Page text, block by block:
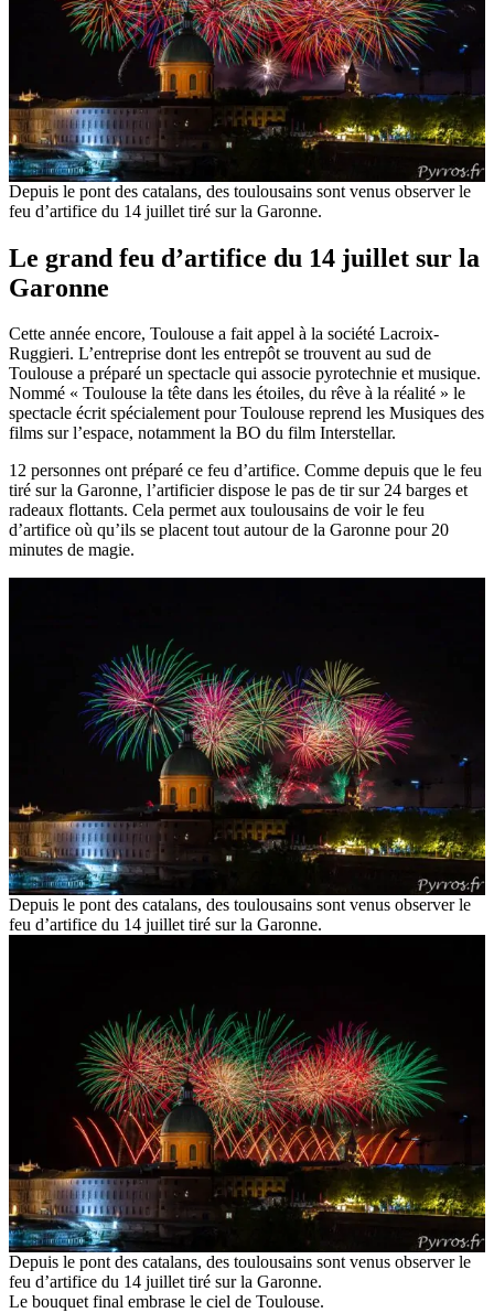
Depuis le pont des catalans, des toulousains sont venus observer le
feu d’artifice du 14 juillet tiré sur la Garonne.
Le grand feu d’artifice du 14 juillet sur la
Garonne
Cette année encore, Toulouse a fait appel à la société Lacroix-
Ruggieri. L’entreprise dont les entrepôt se trouvent au sud de
Toulouse a préparé un spectacle qui associe pyrotechnie et musique.
Nommé « Toulouse la tête dans les étoiles, du rêve à la réalité » le
spectacle écrit spécialement pour Toulouse reprend les Musiques des
films sur l’espace, notamment la BO du film Interstellar.
12 personnes ont préparé ce feu d’artifice. Comme depuis que le feu
tiré sur la Garonne, l’artificier dispose le pas de tir sur 24 barges et
radeaux flottants. Cela permet aux toulousains de voir le feu
d’artifice où qu’ils se placent tout autour de la Garonne pour 20
minutes de magie.
Depuis le pont des catalans, des toulousains sont venus observer le
feu d’artifice du 14 juillet tiré sur la Garonne.
Depuis le pont des catalans, des toulousains sont venus observer le
feu d’artifice du 14 juillet tiré sur la Garonne.
Le bouquet final embrase le ciel de Toulouse.